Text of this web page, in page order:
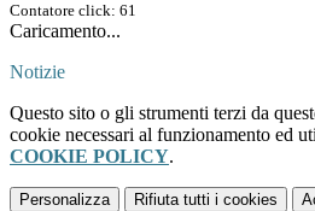
Contatore click: 61
Caricamento...
Notizie
Questo sito o gli strumenti terzi da
cookie necessari al funzionamento ed
COOKIE POLICY.
Personalizza Rifiuta tutti i cookies